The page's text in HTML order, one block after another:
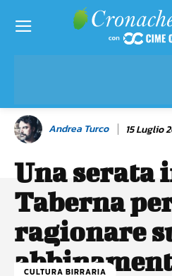
Andrea Turco 15 Luglio
Una serata
Taberna
ragionare
CULTURA BIRRARIA